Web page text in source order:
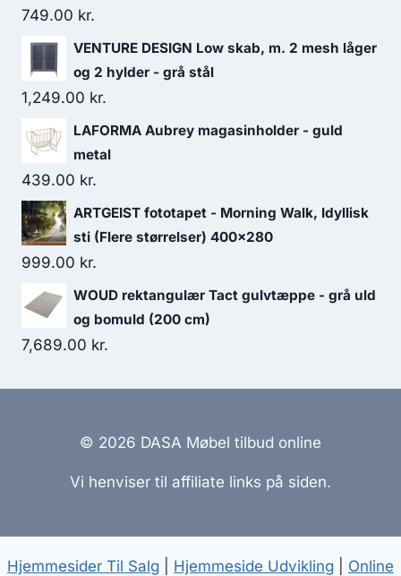
749.00 kr.
VENTURE DESIGN Low skab, m. 2 mesh låger
og 2 hylder - grå stål
1,249.00 kr.
LAFORMA Aubrey magasinholder - guld
metal
439.00 kr.
ARTGEIST fototapet - Morning Walk, Idyllisk
sti (Flere størrelser) 400x280
999.00 kr.
WOUD rektangulær Tact gulvtæppe - grå uld
og bomuld (200 cm)
7,689.00 kr.
© 2026 DASA Møbel tilbud online
Vi henviser til affiliate links på siden.
Hjemmesider Til Salg Hjemmeside Udvikling Online